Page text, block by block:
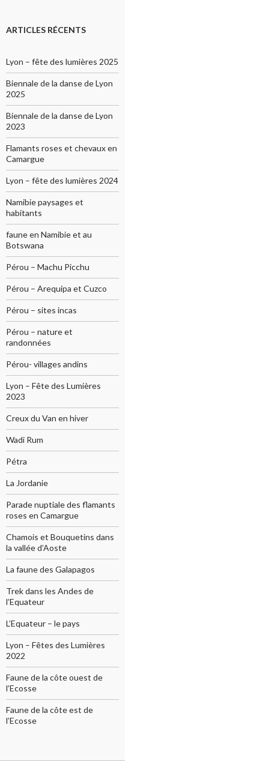
ARTICLES RÉCENTS
Lyon – fête des lumières 2025
Biennale de la danse de Lyon
2025
Biennale de la danse de Lyon
2023
Flamants roses et chevaux en
Camargue
Lyon – fête des lumières 2024
Namibie paysages et
habitants
faune en Namibie et au
Botswana
Pérou – Machu Picchu
Pérou – Arequipa et Cuzco
Pérou – sites incas
Pérou – nature et
randonnées
Pérou- villages andins
Lyon – Fête des Lumières
2023
Creux du Van en hiver
Wadi Rum
Pétra
La Jordanie
Parade nuptiale des flamants
roses en Camargue
Chamois et Bouquetins dans
la vallée d’Aoste
La faune des Galapagos
Trek dans les Andes de
l’Equateur
L’Equateur – le pays
Lyon – Fêtes des Lumières
2022
Faune de la côte ouest de
l’Ecosse
Faune de la côte est de
l’Ecosse